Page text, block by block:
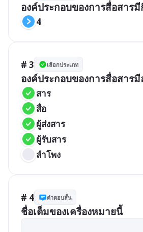
องค์ประกอบของการสื่อสาร
4
# 3 เลือกประเภท
องค์ประกอบของการสื่อสารมี
สาร
สื่อ
ผู้ส่งสาร
ผู้รับสาร
ลำโพง
# 4 คำตอบสั้น
ชื่อเต็มของเครื่องหมายนี้